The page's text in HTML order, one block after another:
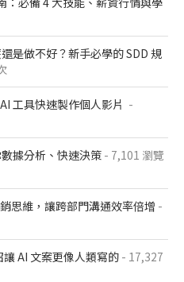
是做不好？新手必學的 SDD 規
工具快速製作個人影片 -
據分析、快速決策 - 7,101 瀏覽
思維，讓跨部門溝通效率倍增 -
AI 文案更像人類寫的 - 17,327